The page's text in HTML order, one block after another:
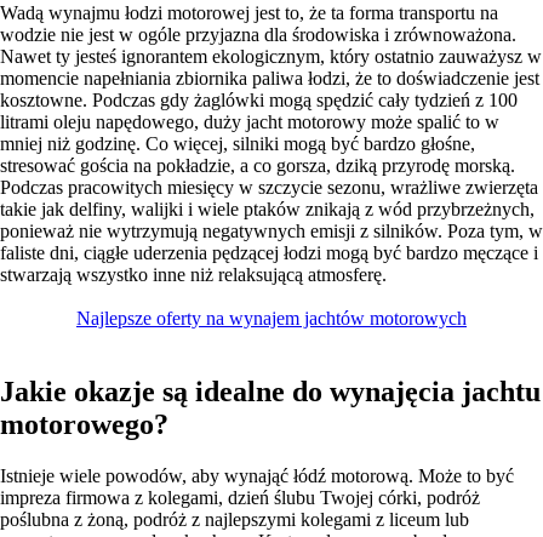
Wadą wynajmu łodzi motorowej jest to, że ta forma transportu na
wodzie nie jest w ogóle przyjazna dla środowiska i zrównoważona.
Nawet ty jesteś ignorantem ekologicznym, który ostatnio zauważysz w
momencie napełniania zbiornika paliwa łodzi, że to doświadczenie jest
kosztowne. Podczas gdy żaglówki mogą spędzić cały tydzień z 100
litrami oleju napędowego, duży jacht motorowy może spalić to w
mniej niż godzinę. Co więcej, silniki mogą być bardzo głośne,
stresować gościa na pokładzie, a co gorsza, dziką przyrodę morską.
Podczas pracowitych miesięcy w szczycie sezonu, wrażliwe zwierzęta
takie jak delfiny, walijki i wiele ptaków znikają z wód przybrzeżnych,
ponieważ nie wytrzymują negatywnych emisji z silników. Poza tym, w
faliste dni, ciągłe uderzenia pędzącej łodzi mogą być bardzo męczące i
stwarzają wszystko inne niż relaksującą atmosferę.
Najlepsze oferty na wynajem jachtów motorowych
Jakie okazje są idealne do wynajęcia jachtu
motorowego?
Istnieje wiele powodów, aby wynająć łódź motorową. Może to być
impreza firmowa z kolegami, dzień ślubu Twojej córki, podróż
poślubna z żoną, podróż z najlepszymi kolegami z liceum lub